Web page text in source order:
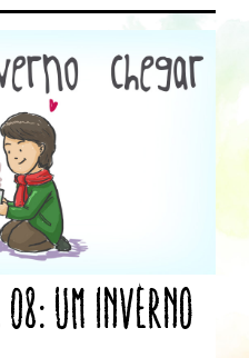
08: Um inverno